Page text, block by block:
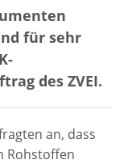
für sehr
des ZVEI.
an, dass
Rohstoffen